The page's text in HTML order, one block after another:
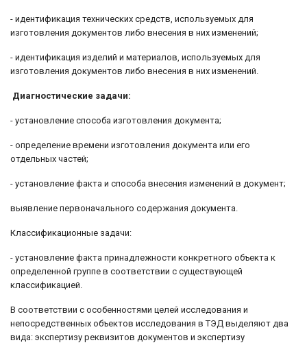
- идентификация технических средств, используемых для
изготовления документов либо внесения в них изменений;
- идентификация изделий и материалов, используемых для
изготовления документов либо внесения в них изменений.
Диагностические задачи:
- установление способа изготовления документа;
- определение времени изготовления документа или его
отдельных частей;
- установление факта и способа внесения изменений в документ;
выявление первоначального содержания документа.
Классификационные задачи:
- установление факта принадлежности конкретного объекта к
определенной группе в соответствии с существующей
классификацией.
В соответствии с особенностями целей исследования и
непосредственных объектов исследования в ТЭД выделяют два
вида: экспертизу реквизитов документов и экспертизу